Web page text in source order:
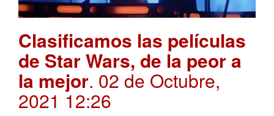
Clasificamos las películas
de Star Wars, de la peor a
la mejor. 02 de Octubre,
2021 12:26